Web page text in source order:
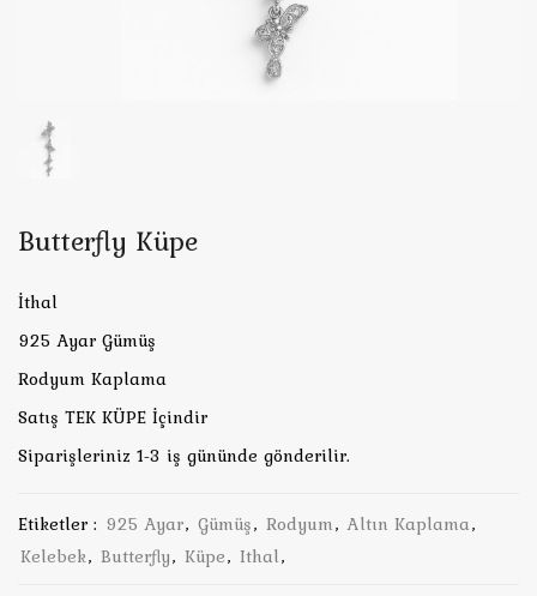
Butterfly Küpe
İthal
925 Ayar Gümüş
Rodyum Kaplama
Satış TEK KÜPE İçindir
Siparişleriniz 1-3 iş gününde gönderilir.
Etiketler : 925 Ayar, Gümüş, Rodyum, Altın Kaplama,
Kelebek, Butterfly, Küpe, Ithal,